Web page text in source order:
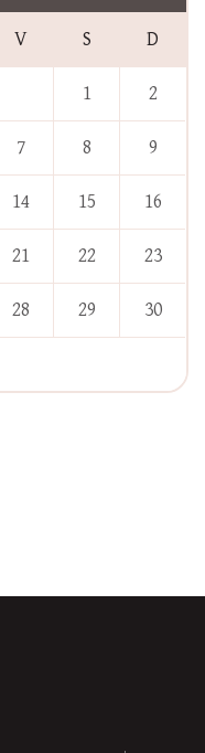
V S D
1 2
7 8 9
14 15 16
21 22 23
28 29 30